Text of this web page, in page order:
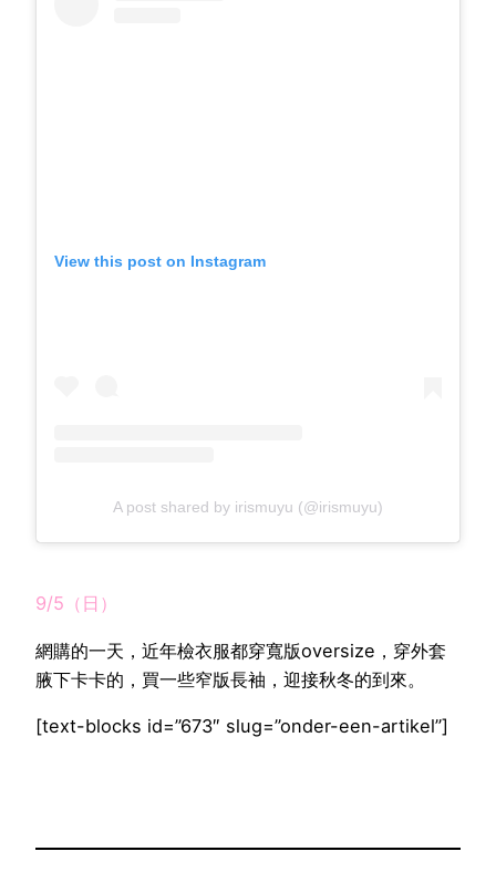
View this post on Instagram
A post shared by irismuyu (@irismuyu)
9/5（日）
網購的一天，近年檢衣服都穿寬版oversize，穿外套
腋下卡卡的，買一些窄版長袖，迎接秋冬的到來。
[text-blocks id=”673″ slug=”onder-een-artikel”]